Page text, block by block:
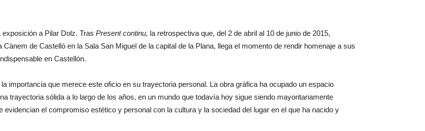
a Pilar Dolz. Tras Present continu, la retrospectiva que, del 2 de abril al 10 de junio de 2015,
de Castelló en la Sala San Miguel de la capital de la Plana, llega el momento de rendir homenaje a sus
en Castellón.
importancia que merece este oficio en su trayectoria personal. La obra gráfica ha ocupado un espacio
trayectoria sólida a lo largo de los años, en un mundo que todavía hoy sigue siendo mayoritariamente
el compromiso estético y personal con la cultura y la sociedad del lugar en el que ha nacido y